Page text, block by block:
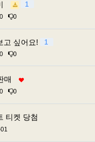
1
0 0
고 싶어요! 1
0 0
매
0 0
티켓 당첨